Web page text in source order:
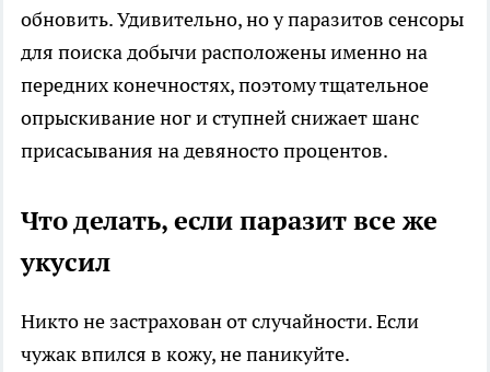
обновить. Удивительно, но у паразитов сенсоры
для поиска добычи расположены именно на
передних конечностях, поэтому тщательное
опрыскивание ног и ступней снижает шанс
присасывания на девяносто процентов.
Что делать, если паразит все же
укусил
Никто не застрахован от случайности. Если
чужак впился в кожу, не паникуйте.